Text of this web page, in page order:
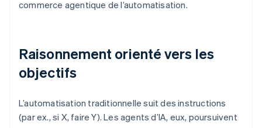
commerce agentique de l’automatisation.
Raisonnement orienté vers les
objectifs
L’automatisation traditionnelle suit des instructions
(par ex., si X, faire Y). Les agents d’IA, eux, poursuivent